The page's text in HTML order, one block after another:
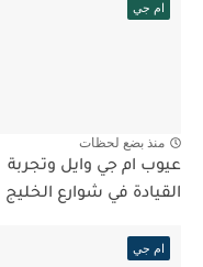
ام جي
منذ بضع لحظات
عيوب ام جي وايل وتجربة
القيادة في شوارع الخليج
ام جي